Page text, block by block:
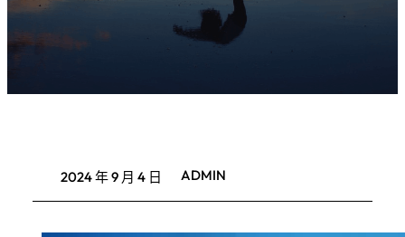
2024 年 9 月 4 日 ADMIN